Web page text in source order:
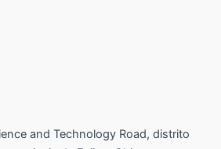
and Technology Road, distrito